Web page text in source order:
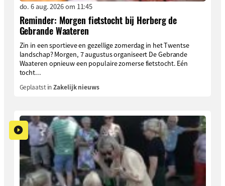
do. 6 aug. 2026 om 11:45
Reminder: Morgen fietstocht bij Herberg de
Gebrande Waateren
Zin in een sportieve en gezellige zomerdag in het Twentse
landschap? Morgen, 7 augustus organiseert De Gebrande
Waateren opnieuw een populaire zomerse fietstocht. Eén
tocht...
Geplaatst inZakelijk nieuws